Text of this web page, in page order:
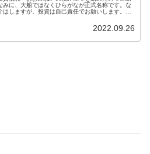
みに、大船ではなくひらがなが正式名称です。な
はしますが、投資は自己責任でお願いします。投
2022.09.26